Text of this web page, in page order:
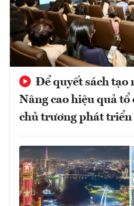
Để quyết sách tạo
Nâng cao hiệu quả tổ
chủ trương phát